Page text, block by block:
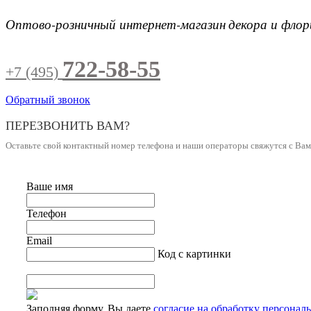
Оптово-розничный интернет-магазиндекора и
+7 (495) 722-58-55
Обратный звонок
ПЕРЕЗВОНИТЬ ВАМ?
Оставьте свой контактный номер телефона и наши операторы свяжутся с
Ваше имя
Телефон
Email
Код с картинки
Заполняя форму, Вы даете согласие на обработку